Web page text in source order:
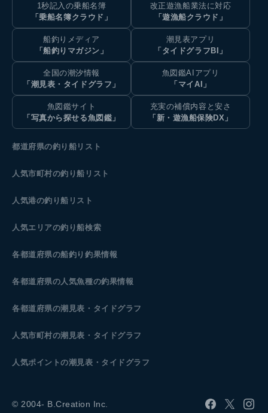
1秒記入の乗船名簿
「乗船名簿クラウド」
改正遊漁船業法に対応
「遊漁船クラウド」
船釣りメディア
「船釣りマガジン」
潮見表アプリ
「タイドグラフBI」
全国の潮汐情報
「潮見表・タイドグラフ」
魚図鑑AIアプリ
「マイAI」
魚図鑑サイト
「写真から探せる魚図鑑」
充実の補償内容と安さ
「新・遊漁船保険DX」
都道府県の釣り船リスト
人気市町村の釣り船リスト
人気港の釣り船リスト
人気エリアの釣り船検索
各都道府県の船釣り釣果情報
各都道府県の人気魚種の釣果情報
各都道府県の潮見表 ・タイドグラフ
人気市町村の潮見表・タイドグラフ
人気ポイントの潮見表・タイドグラフ
© 2004- B.Creation Inc.